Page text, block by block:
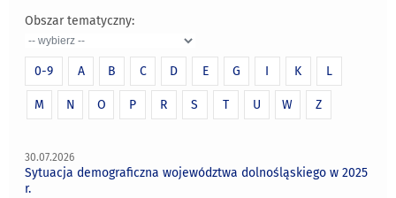
Obszar tematyczny:
0-9 A B C D E G I K L
M N O P R S T U W Z
30.07.2026
Sytuacja demograficzna województwa dolnośląskiego w 2025
r.